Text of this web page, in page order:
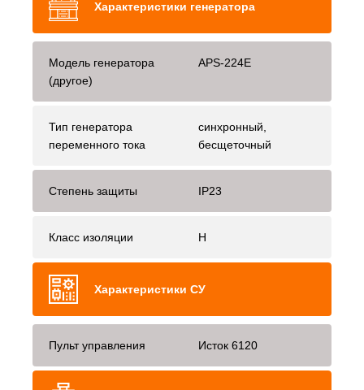
Характеристики генератора
Модель генератора
(другое)
APS-224E
Тип генератора
переменного тока
синхронный,
бесщеточный
Степень защиты IP23
Класс изоляции H
Характеристики СУ
Пульт управления Исток 6120